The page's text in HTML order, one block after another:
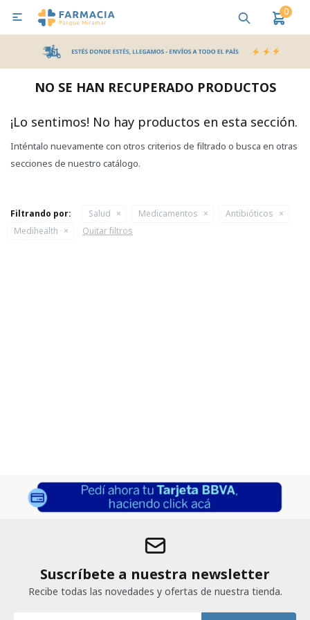
0

NO SE HAN RECUPERADO PRODUCTOS
¡Lo sentimos! No hay productos en esta sección.
Inténtalo nuevamente con otros criterios de filtrado o busca en otras
secciones de nuestro catálogo.
Filtrando por: Salud Medicamentos
Antibióticos
Medihealth
Quitar filtros
Suscríbete a nuestra newsletter
Recibe todas las novedades y ofertas de nuestra tienda.
MI CUENTA
Bebes y Maternidad Salud
Pañales y Toallitas
Lactancia y Nutrición
Higiene y Bienestar